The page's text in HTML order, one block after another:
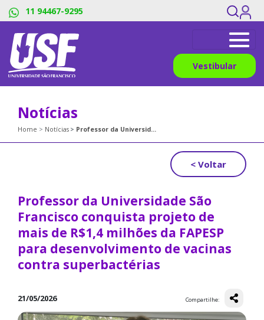
11 94467-9295
Vestibular
Notícias
Home Notícias Professor da Universidade São Francisco conquista projeto de mais de R$1,4 milhões da FAPESP para desenvolvimento de vacinas contra superbactérias
< Voltar
Professor da Universidade São
Francisco conquista projeto de
mais de R$1,4 milhões da FAPESP
para desenvolvimento de vacinas
contra superbactérias
21/05/2026 Compartilhe: